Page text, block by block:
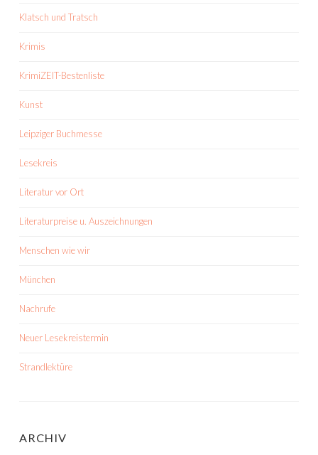
Klatsch und Tratsch
Krimis
KrimiZEIT-Bestenliste
Kunst
Leipziger Buchmesse
Lesekreis
Literatur vor Ort
Literaturpreise u. Auszeichnungen
Menschen wie wir
München
Nachrufe
Neuer Lesekreistermin
Strandlektüre
ARCHIV